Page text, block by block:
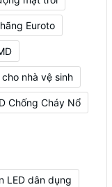
Euroto
nhà vệ sinh
Chống Cháy Nổ
LED dân dụng